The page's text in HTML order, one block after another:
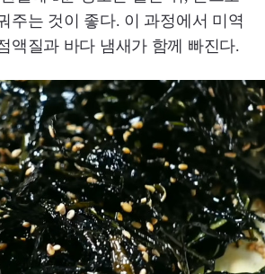
주는 것이 좋다. 이 과정에서 미역
액질과 바다 냄새가 함께 빠진다.